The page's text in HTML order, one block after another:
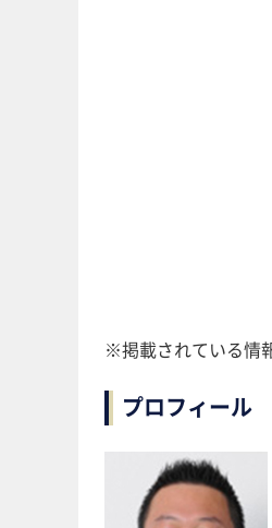
※掲載されている情
プロフィール